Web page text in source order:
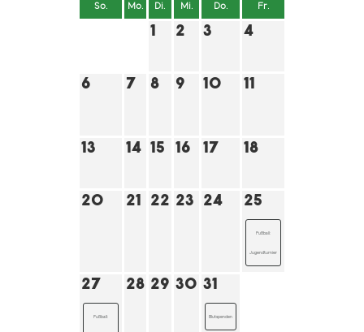
So. Mo. Di. Mi. Do. Fr.
1 2 3 4
6 7 8 9 10 11
13 14 15 16 17 18
20 21 22 23 24 25
Fußball:
Jugendturnier
27
Fußball:
28 29 30 31
Blutspenden